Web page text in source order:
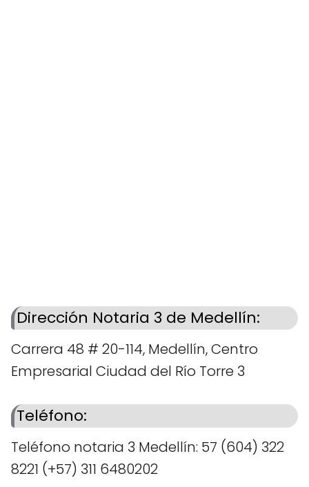
Dirección Notaria 3 de Medellín:
Carrera 48 # 20-114, Medellín, Centro
Empresarial Ciudad del Río Torre 3
Teléfono:
Teléfono notaria 3 Medellín: 57 (604) 322
8221 (+57) 311 6480202